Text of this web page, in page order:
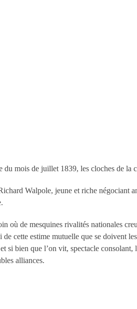
du mois de juillet 1839, les cloches de la
Walpole, jeune et riche négociant
où de mesquines rivalités nationales
cette estime mutuelle que se doivent
si bien que l’on vit, spectacle
alliances.